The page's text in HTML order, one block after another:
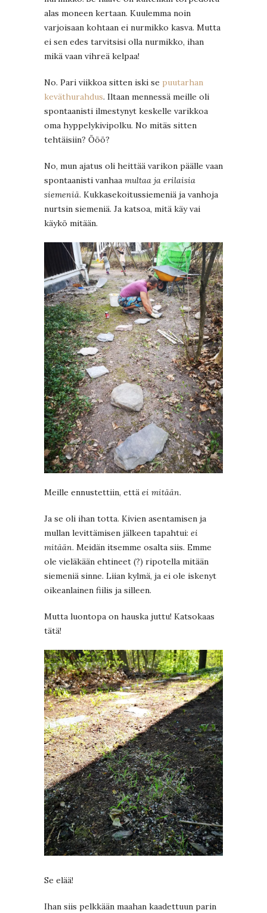
alas moneen kertaan. Kuulemma noin
varjoisaan kohtaan ei nurmikko kasva. Mutta
ei sen edes tarvitsisi olla nurmikko, ihan
mikä vaan vihreä kelpaa!
No. Pari viikkoa sitten iski se puutarhan
keväthurahdus. Iltaan mennessä meille oli
spontaanisti ilmestynyt keskelle varikkoa
oma hyppelykivipolku. No mitäs sitten
tehtäisiin? Ööö?
No, mun ajatus oli heittää varikon päälle vaan
spontaanisti vanhaa multaa ja erilaisia
siemeniä. Kukkasekoitussiemeniä ja vanhoja
nurtsin siemeniä. Ja katsoa, mitä käy vai
käykö mitään.
Meille ennustettiin, että ei mitään.
Ja se oli ihan totta. Kivien asentamisen ja
mullan levittämisen jälkeen tapahtui: ei
mitään. Meidän itsemme osalta siis. Emme
ole vieläkään ehtineet (?) ripotella mitään
siemeniä sinne. Liian kylmä, ja ei ole iskenyt
oikeanlainen fiilis ja silleen.
Mutta luontopa on hauska juttu! Katsokaas
tätä!
Se elää!
Ihan siis pelkkään maahan kaadettuun parin